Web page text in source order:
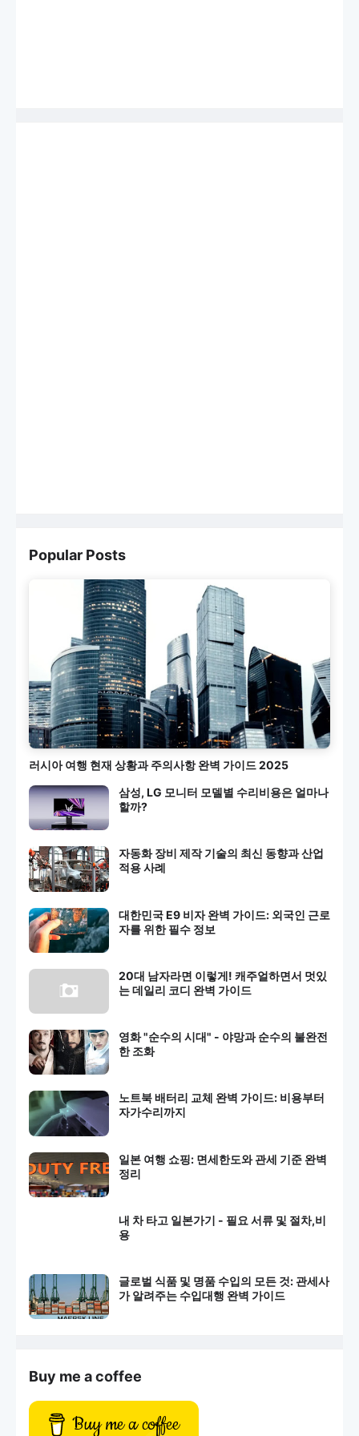
Popular Posts
러시아 여행 현재 상황과 주의사항 완벽 가이드 2025
삼성, LG 모니터 모델별 수리비용은 얼마나
할까?
자동화 장비 제작 기술의 최신 동향과 산업
적용 사례
대한민국 E9 비자 완벽 가이드: 외국인 근로
자를 위한 필수 정보
20대 남자라면 이렇게! 캐주얼하면서 멋있
는 데일리 코디 완벽 가이드
영화 "순수의 시대" - 야망과 순수의 불완전
한 조화
노트북 배터리 교체 완벽 가이드: 비용부터
자가수리까지
일본 여행 쇼핑: 면세한도와 관세 기준 완벽
정리
내 차 타고 일본가기 - 필요 서류 및 절차,비
용
글로벌 식품 및 명품 수입의 모든 것: 관세사
가 알려주는 수입대행 완벽 가이드
Buy me a coffee
Buy me a coffee